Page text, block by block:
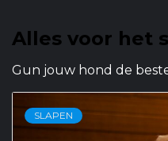
Alles voor het
Gun jouw hond de
SLAPEN